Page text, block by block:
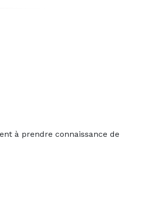
à prendre connaissance de